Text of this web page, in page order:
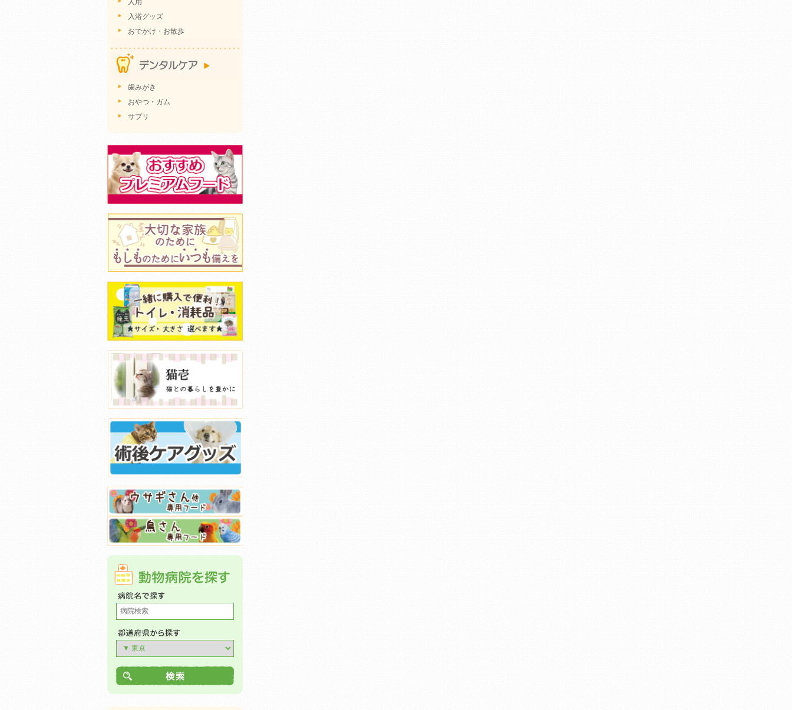
人用
入浴グッズ
おでかけ・お散歩
歯みがき
おやつ・ガム
サプリ